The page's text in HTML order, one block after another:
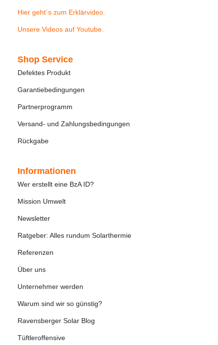
Hier geht´s zum Erklärvideo.
Unsere Videos auf Youtube.
Shop Service
Defektes Produkt
Garantiebedingungen
Partnerprogramm
Versand- und Zahlungsbedingungen
Rückgabe
Informationen
Wer erstellt eine BzA ID?
Mission Umwelt
Newsletter
Ratgeber: Alles rundum Solarthermie
Referenzen
Über uns
Unternehmer werden
Warum sind wir so günstig?
Ravensberger Solar Blog
Tüftleroffensive